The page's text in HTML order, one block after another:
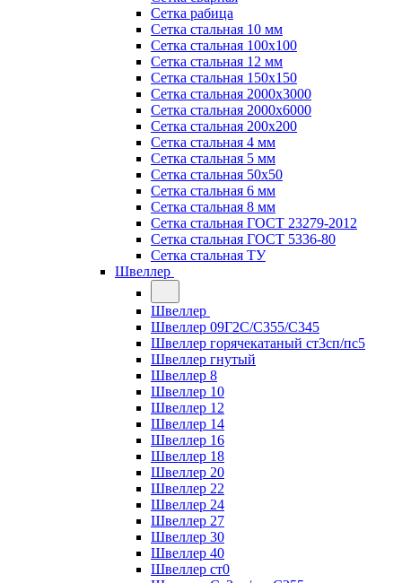
Сетка рабица
Сетка стальная 10 мм
Сетка стальная 100х100
Сетка стальная 12 мм
Сетка стальная 150х150
Сетка стальная 2000х3000
Сетка стальная 2000х6000
Сетка стальная 200х200
Сетка стальная 4 мм
Сетка стальная 5 мм
Сетка стальная 50х50
Сетка стальная 6 мм
Сетка стальная 8 мм
Сетка стальная ГОСТ 23279-2012
Сетка стальная ГОСТ 5336-80
Сетка стальная ТУ
Швеллер
Швеллер
Швеллер 09Г2С/С355/С345
Швеллер горячекатаный ст3сп/пс5
Швеллер гнутый
Швеллер 8
Швеллер 10
Швеллер 12
Швеллер 14
Швеллер 16
Швеллер 18
Швеллер 20
Швеллер 22
Швеллер 24
Швеллер 27
Швеллер 30
Швеллер 40
Швеллер ст0